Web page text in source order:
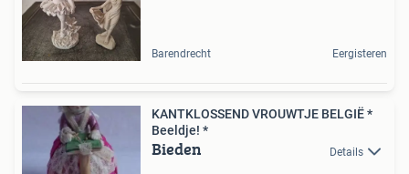
Barendrecht Eergisteren
KANTKLOSSEND VROUWTJE BELGIË *
Beeldje! *
Bieden Details